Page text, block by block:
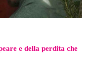
e della perdita che